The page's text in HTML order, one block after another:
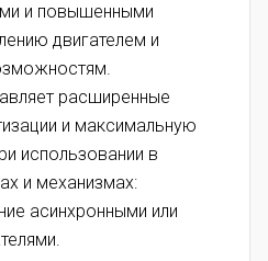
и повышенными
двигателем и
расширенные
и максимальную
использовании в
и механизмах:
асинхронными или